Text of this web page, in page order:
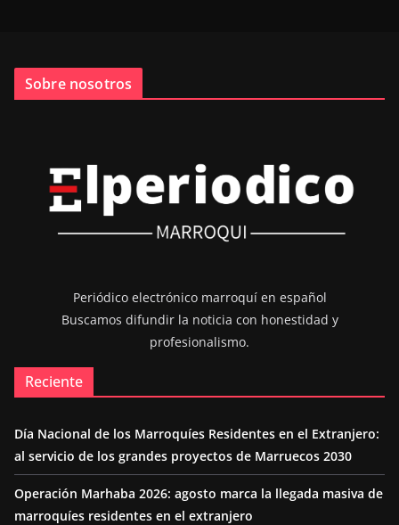
Sobre nosotros
Periódico electrónico marroquí en español
Buscamos difundir la noticia con honestidad y
profesionalismo.
Reciente
Día Nacional de los Marroquíes Residentes en el Extranjero:
al servicio de los grandes proyectos de Marruecos 2030
Operación Marhaba 2026: agosto marca la llegada masiva de
marroquíes residentes en el extranjero